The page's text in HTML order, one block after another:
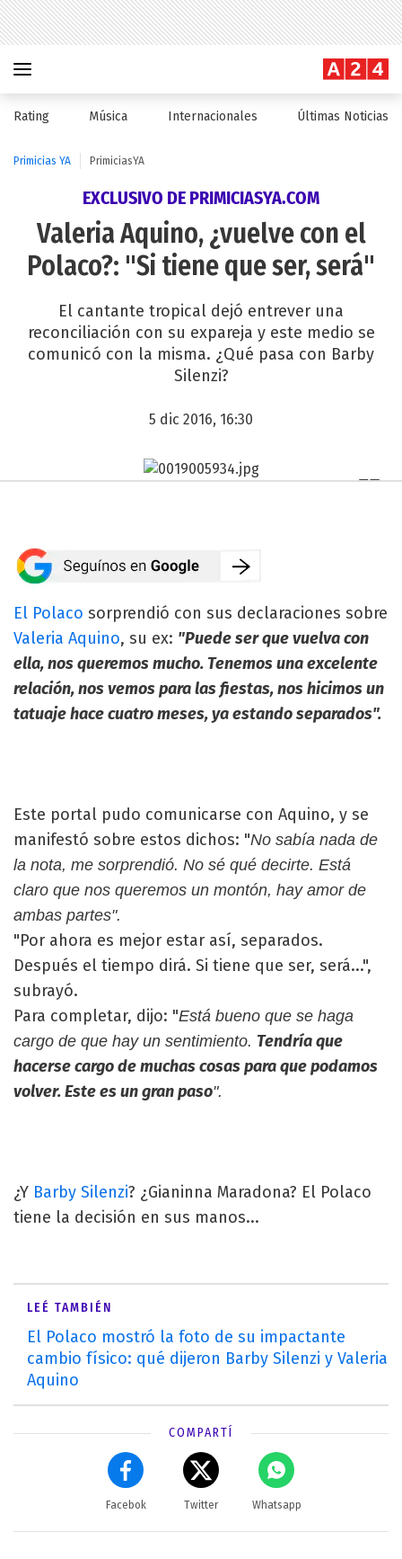
Rating Música Internacionales Últimas Noticias
Primicias YA PrimiciasYA
EXCLUSIVO DE PRIMICIASYA.COM
Valeria Aquino, ¿vuelve con el
Polaco?: "Si tiene que ser, será"
El cantante tropical dejó entrever una
reconciliación con su expareja y este medio se
comunicó con la misma. ¿Qué pasa con Barby
Silenzi?
5 dic 2016, 16:30
El Polaco sorprendió con sus declaraciones sobre
Valeria Aquino, su ex: "Puede ser que vuelva con
ella, nos queremos mucho. Tenemos una excelente
relación, nos vemos para las fiestas, nos hicimos un
tatuaje hace cuatro meses, ya estando separados".
Este portal pudo comunicarse con Aquino, y se
manifestó sobre estos dichos: "No sabía nada de
la nota, me sorprendió. No sé qué decirte. Está
claro que nos queremos un montón, hay amor de
ambas partes".
"Por ahora es mejor estar así, separados.
Después el tiempo dirá. Si tiene que ser, será...",
subrayó.
Para completar, dijo: "Está bueno que se haga
cargo de que hay un sentimiento. Tendría que
hacerse cargo de muchas cosas para que podamos
volver. Este es un gran paso".
¿Y Barby Silenzi? ¿Gianinna Maradona? El Polaco
tiene la decisión en sus manos...
LEÉ TAMBIÉN
El Polaco mostró la foto de su impactante
cambio físico: qué dijeron Barby Silenzi y Valeria
Aquino
COMPARTÍ
Facebok Twitter Whatsapp